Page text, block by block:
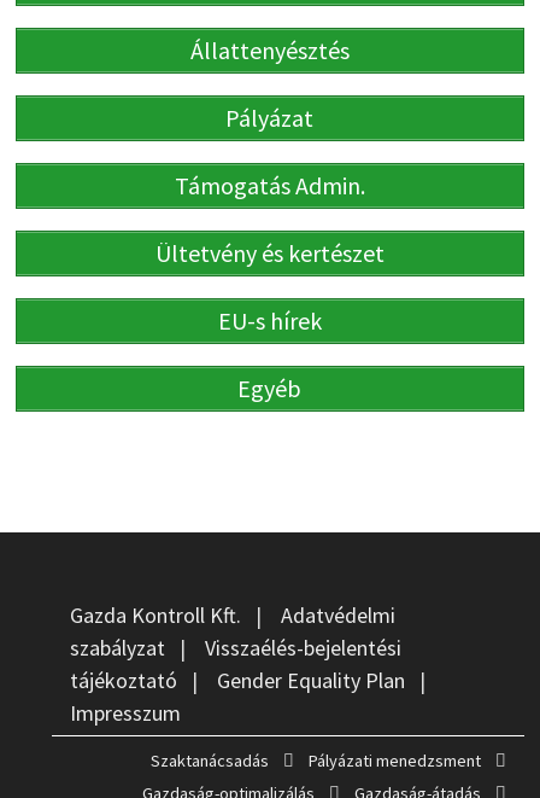
Állattenyésztés
Pályázat
Támogatás Admin.
Ültetvény és kertészet
EU-s hírek
Egyéb
Gazda Kontroll Kft. | Adatvédelmi
szabályzat| Visszaélés-bejelentési
tájékoztató | Gender Equality Plan |
Impresszum
Szaktanácsadás
Pályázati menedzsment
Gazdaság-optimalizálás
Gazdaság-átadás